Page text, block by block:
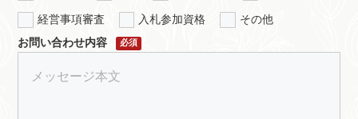
経営事項審査 入札参加資格
その他
お問い合わせ内容
必須